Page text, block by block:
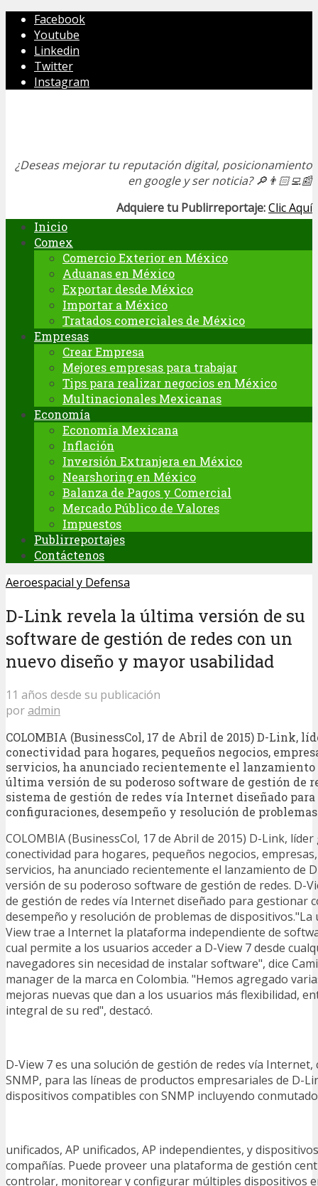
Facebook
Youtube
Linkedin
Twitter
Instagram
¿Deseas mejorar tu reputación digital, posicionamiento
en google y ser noticia?🔎👨🏻‍💻📰
Adquiere tu Publirreportaje:Clic Aquí
Inicio
Comex
Comercio Exterior en México
Aduanas en México
Exportar desde México
Importar a México
Tratados comerciales de México
Empresas
Crear Empresa
Mejores empresas para trabajar
Tips para realizar negocios en México
Multinacionales Mexicanas
Economía
Economía Mexicana
Inflación
Inversión Extranjera en México
Nearshoring en México
Balanza de Pagos y Comercial
Mercado Público de Valores
Impuestos
Publirreportajes
Contáctenos
Aeroespacial y Defensa
D-Link revela la última versión de su
software de gestión de redes con un
nuevo diseño y mayor usabilidad
11 años desde su publicación
poradmin
COLOMBIA (BusinessCol, 17 de Abril de 2015) D-Link,
conectividad para hogares, pequeños negocios,
servicios, ha anunciado recientemente el lanzamiento
última versión de su poderoso software de gestión de
sistema de gestión de redes vía Internet diseñado
configuraciones, desempeño y resolución de
COLOMBIA (BusinessCol, 17 de Abril de 2015) D-Link,
conectividad para hogares, pequeños negocios,
servicios, ha anunciado recientemente el lanzamiento de
versión de su poderoso software de gestión de redes. D-
de gestión de redes vía Internet diseñado para gestionar
desempeño y resolución de problemas de
View trae a Internet la plataforma independiente de
cual permite a los usuarios acceder a D-View 7 desde
navegadores sin necesidad de instalar software", dice
manager de la marca en Colombia. "Hemos agregado
mejoras nuevas que dan a los usuarios más flexibilidad,
integral de su red", destacó.
D-View 7 es una solución de gestión de redes vía
SNMP, para las líneas de productos empresariales de D-
dispositivos compatibles con SNMP incluyendo
unificados, AP unificados, AP independientes, y
compañías. Puede proveer una plataforma de gestión
controlar, monitorear y configurar múltiples dispositivos